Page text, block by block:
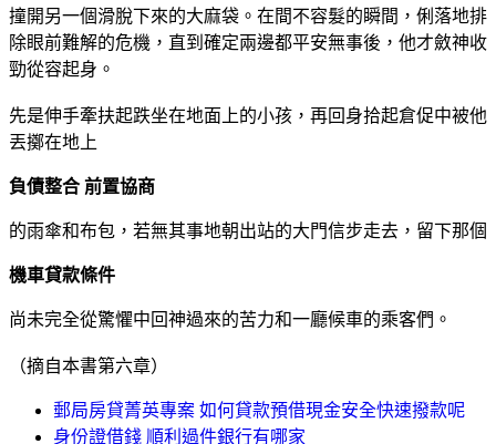
撞開另一個滑脫下來的大麻袋。在間不容髮的瞬間，俐落地排
除眼前難解的危機，直到確定兩邊都平安無事後，他才斂神收
勁從容起身。
先是伸手牽扶起跌坐在地面上的小孩，再回身拾起倉促中被他
丟擲在地上
負債整合 前置協商
的雨傘和布包，若無其事地朝出站的大門信步走去，留下那個
機車貸款條件
尚未完全從驚懼中回神過來的苦力和一廳候車的乘客們。
（摘自本書第六章）
郵局房貸菁英專案 如何貸款預借現金安全快速撥款呢
身份證借錢 順利過件銀行有哪家